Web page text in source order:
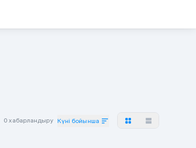
0 хабарландыру Күні бойынша